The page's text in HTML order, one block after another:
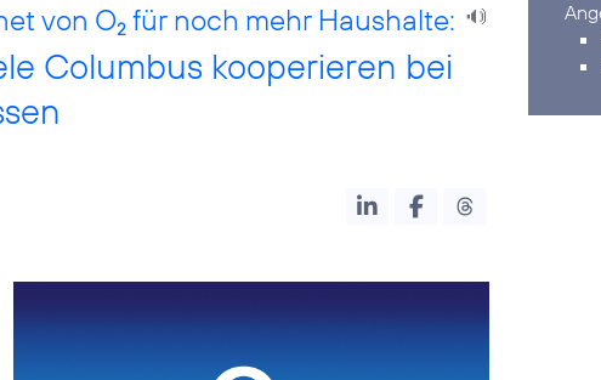
von O2 für noch mehr Haushalte:
Columbus kooperieren bei